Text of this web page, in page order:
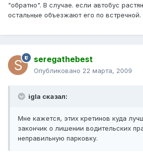
"обратно". В случае. если автобус
остальные объезжают его по встречной.
seregathebest
Опубликовано 22 марта, 2009
igla сказал:
Мне кажется, этих кретинов куда
закончик о лишении водительских
неправильную парковку.